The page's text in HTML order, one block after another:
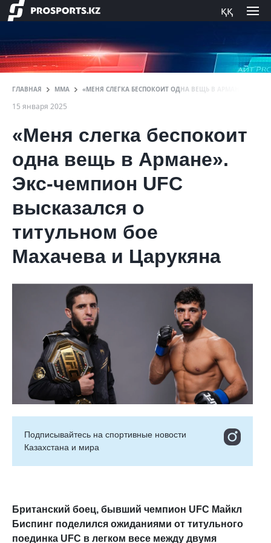
ққ
ГЛАВНАЯ ММА «МЕНЯ СЛЕГКА БЕСПОКОИТ ОДНА ВЕЩЬ В АРМАНЕ». ЭКС-
15 января 2025
«Меня слегка беспокоит
одна вещь в Армане».
Экс-чемпион UFC
высказался о
титульном бое
Махачева и Царукяна
Подписывайтесь на cпортивные новости
Казахстана и мира
Британский боец, бывший чемпион UFC Майкл
Биспинг поделился ожиданиями от титульного
поединка UFC в легком весе между двумя